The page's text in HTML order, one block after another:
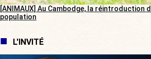
[ANIMAUX] Au Cambodge, la réintroduction
population
L'INVITÉ